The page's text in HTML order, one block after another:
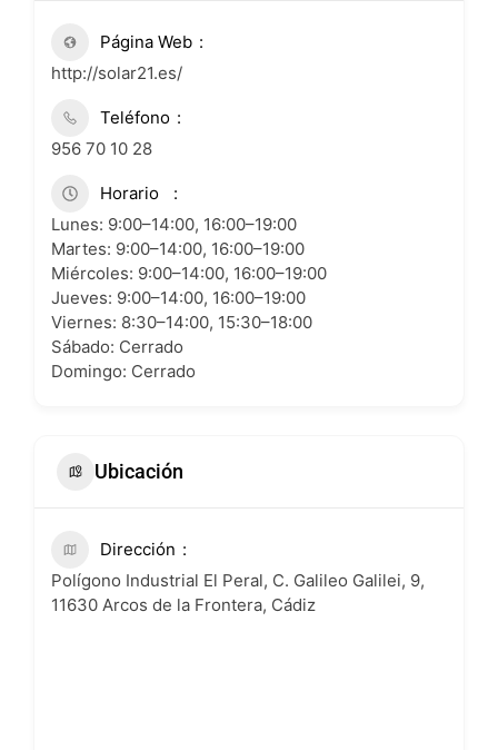
Página Web
http://solar21.es/
Teléfono
956 70 10 28
Horario
Lunes: 9:00–14:00, 16:00–19:00
Martes: 9:00–14:00, 16:00–19:00
Miércoles: 9:00–14:00, 16:00–19:00
Jueves: 9:00–14:00, 16:00–19:00
Viernes: 8:30–14:00, 15:30–18:00
Sábado: Cerrado
Domingo: Cerrado
Ubicación
Dirección
Polígono Industrial El Peral, C. Galileo Galilei, 9,
11630 Arcos de la Frontera, Cádiz